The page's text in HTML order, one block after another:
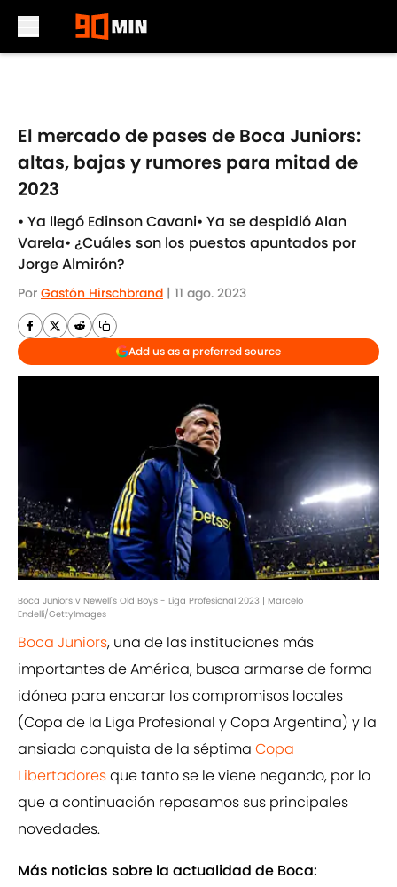
El mercado de pases de Boca Juniors:
altas, bajas y rumores para mitad de
2023
• Ya llegó Edinson Cavani• Ya se despidió Alan
Varela• ¿Cuáles son los puestos apuntados por
Jorge Almirón?
Por Gastón Hirschbrand | 11 ago. 2023
Add us as a preferred source
Boca Juniors v Newell's Old Boys - Liga Profesional 2023 | Marcelo
Endelli/GettyImages
Boca Juniors, una de las instituciones más
importantes de América, busca armarse de forma
idónea para encarar los compromisos locales
(Copa de la Liga Profesional y Copa Argentina) y la
ansiada conquista de la séptima Copa
Libertadoresque tanto se le viene negando, por lo
que a continuación repasamos sus principales
novedades.
Más noticias sobre la actualidad de Boca: